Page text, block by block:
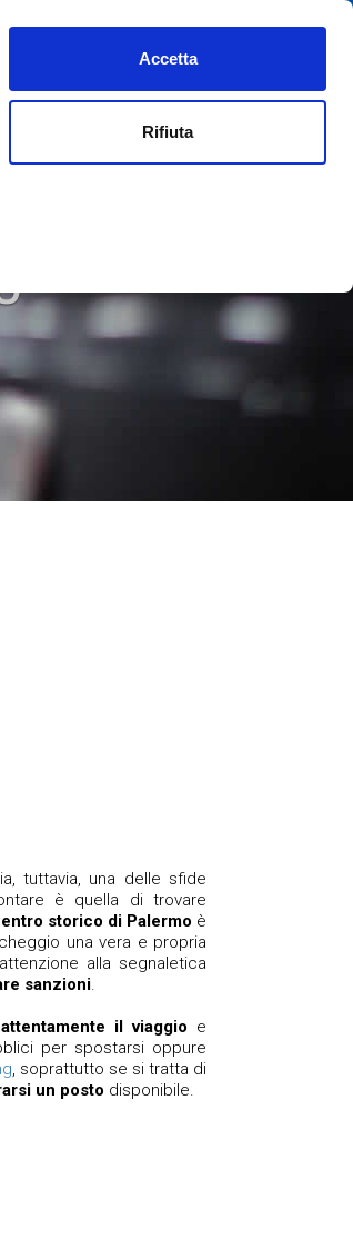
Accetta
Rifiuta
ACCEDI
tuttavia, una delle sfide
è quella di trovare
storico di Palermo è
una vera e propria
alla segnaletica
sanzioni.
il viaggio e
per spostarsi oppure
, soprattutto se si tratta di
un posto disponibile.